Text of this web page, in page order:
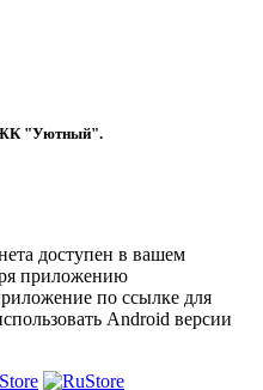
ЖК "Уютный".
доступен в вашем
приложению
по ссылке для
Android версии